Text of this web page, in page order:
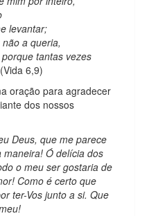
levantar;
a queria,
tantas vezes
6,9)
oração para agradecer
dos nossos
Deus, que me parece
maneira! Ó delícia dos
o meu ser gostaria de
Como é certo que
ter-Vos junto a si. Que